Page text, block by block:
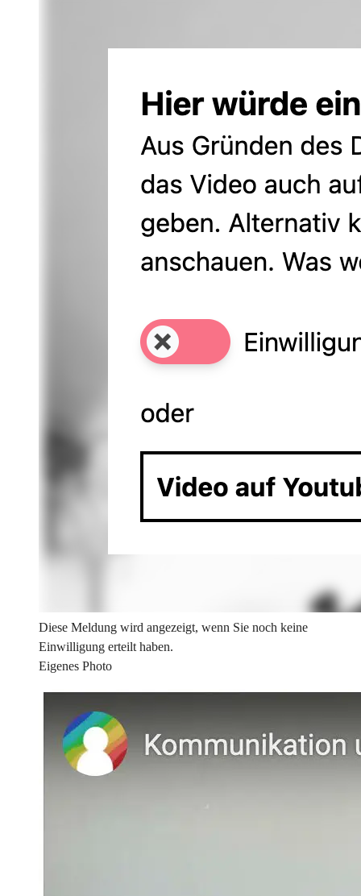
Diese Meldung wird angezeigt, wenn Sie noch keine
Einwilligung erteilt haben.
Eigenes Photo